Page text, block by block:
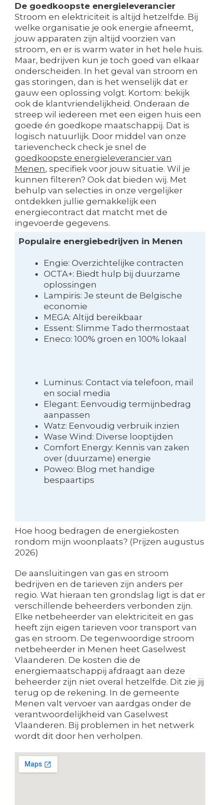
De goedkoopste energieleverancier
Stroom en elektriciteit is altijd hetzelfde. Bij
welke organisatie je ook energie afneemt,
jouw apparaten zijn altijd voorzien van
stroom, en er is warm water in het hele huis.
Maar, bedrijven kun je toch goed van elkaar
onderscheiden. In het geval van stroom en
gas storingen, dan is het wenselijk dat er
gauw een oplossing volgt. Kortom: bekijk
ook de klantvriendelijkheid. Onderaan de
streep wil iedereen met een eigen huis een
goede én goedkope maatschappij. Dat is
logisch natuurlijk. Door middel van onze
tarievencheck check je snel de
goedkoopste energieleverancier van
Menen, specifiek voor jouw situatie. Wil je
kunnen filteren? Ook dat bieden wij. Met
behulp van selecties in onze vergelijker
ontdekken jullie gemakkelijk een
energiecontract dat matcht met de
ingevoerde gegevens.
Populaire energiebedrijven in Menen
Engie: Overzichtelijke contracten
OCTA+: Biedt hulp bij duurzame
oplossingen
Lampiris: Je steunt de Belgische
economie
MEGA: Altijd bereikbaar
Essent: Slimme Tado thermostaat
Eneco: 100% groen en 100% lokaal
Luminus: Contact via telefoon, mail
en social media
Elegant: Eenvoudig termijnbedrag
aanpassen
Watz: Eenvoudig verbruik inzien
Wase Wind: Diverse looptijden
Comfort Energy: Kennis van zaken
over (duurzame) energie
Poweo: Blog met handige
bespaartips
Hoe hoog bedragen de energiekosten
rondom mijn woonplaats? (Prijzen augustus
2026)
De aansluitingen van gas en stroom
bedrijven en de tarieven zijn anders per
regio. Wat hieraan ten grondslag ligt is dat er
verschillende beheerders verbonden zijn.
Elke netbeheerder van elektriciteit en gas
heeft zijn eigen tarieven voor transport van
gas en stroom. De tegenwoordige stroom
netbeheerder in Menen heet Gaselwest
Vlaanderen. De kosten die de
energiemaatschappij afdraagt aan deze
beheerder zijn niet overal hetzelfde. Dit zie jij
terug op de rekening. In de gemeente
Menen valt vervoer van aardgas onder de
verantwoordelijkheid van Gaselwest
Vlaanderen. Bij problemen in het netwerk
wordt dit door hen verholpen.